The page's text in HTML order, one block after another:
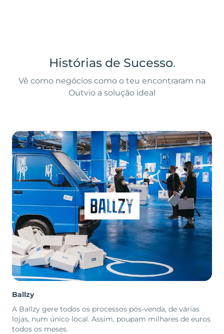
Histórias de Sucesso.
Vê como negócios como o teu encontraram na
Outvio a solução ideal
Ballzy
A Ballzy gere todos os processos pós-venda, de várias
lojas, num único local. Assim, poupam milhares de euros
todos os meses.